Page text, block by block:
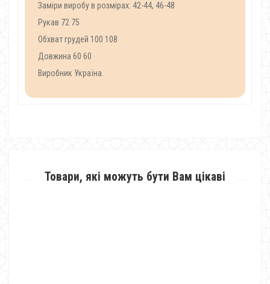
Заміри виробу в розмірах: 42-44, 46-48
Рукав 72 75
Обхват грудей 100 108
Довжина 60 60
Виробник Україна.
Товари, які можуть бути Вам цікаві